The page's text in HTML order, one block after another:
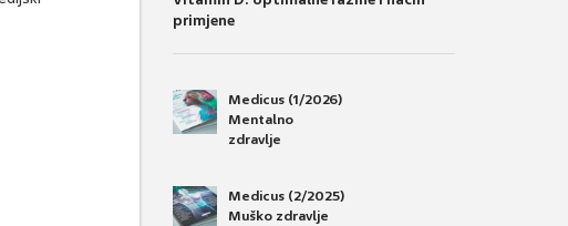
primjene
Medicus (1/2026)
Mentalno
zdravlje
Medicus (2/2025)
Muško zdravlje